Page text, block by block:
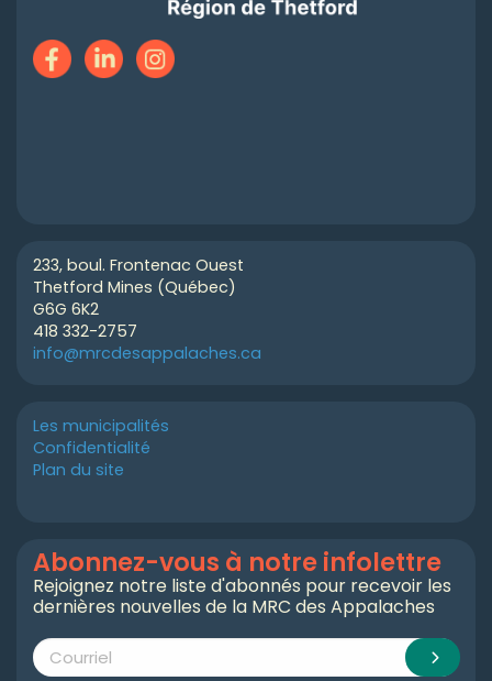
233, boul. Frontenac Ouest
Thetford Mines (Québec)
G6G 6K2
418 332-2757
info@mrcdesappalaches.ca
Les municipalités
Confidentialité
Plan du site
Abonnez-vous à notre infolettre
Rejoignez notre liste d'abonnés pour recevoir les
dernières nouvelles de la MRC des Appalaches